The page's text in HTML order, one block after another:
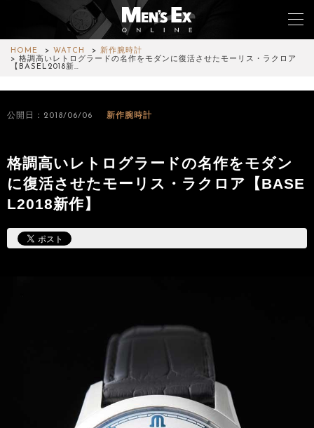
HOME WATCH
新作腕時計
格調高いレトログラードの名作をモダンに復活させたモーリス・ラクロア
【BASEL2018新…
公開日：2018/06/06 新作腕時計
格調高いレトログラードの名作をモダン
に復活させたモーリス・ラクロア【BASE
L2018新作】
TOP
FASHION
WATCH
CAR&BIKE
COLUMN